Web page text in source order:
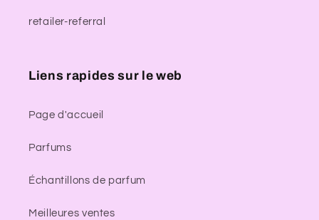
retailer-referral
Liens rapides sur le web
Page d'accueil
Parfums
Échantillons de parfum
Meilleures ventes